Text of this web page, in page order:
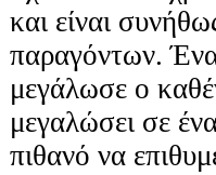
και είναι
παραγόντων.
μεγάλωσε ο
μεγαλώσει σε
πιθανό να